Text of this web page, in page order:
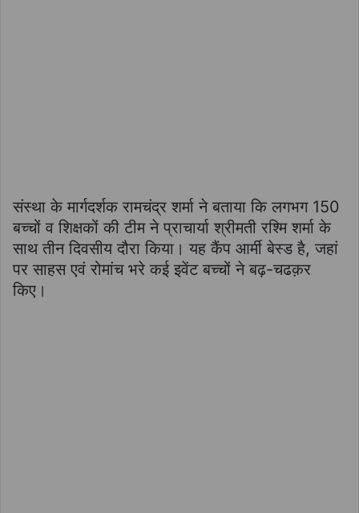
संस्था के मार्गदर्शक रामचंद्र शर्मा ने बताया कि लगभग 150
बच्चों व शिक्षकों की टीम ने प्राचार्या श्रीमती रश्मि शर्मा के
साथ तीन दिवसीय दौरा किया। यह कैंप आर्मी बेस्ड है, जहां
पर साहस एवं रोमांच भरे कई इवेंट बच्चों ने बढ़-चढक़र
किए।